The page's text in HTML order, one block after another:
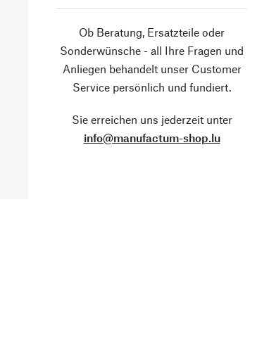
Ob Beratung, Ersatzteile oder
Sonderwünsche - all Ihre Fragen und
Anliegen behandelt unser Customer
Service persönlich und fundiert.
Sie erreichen uns jederzeit unter
info@manufactum-shop.lu